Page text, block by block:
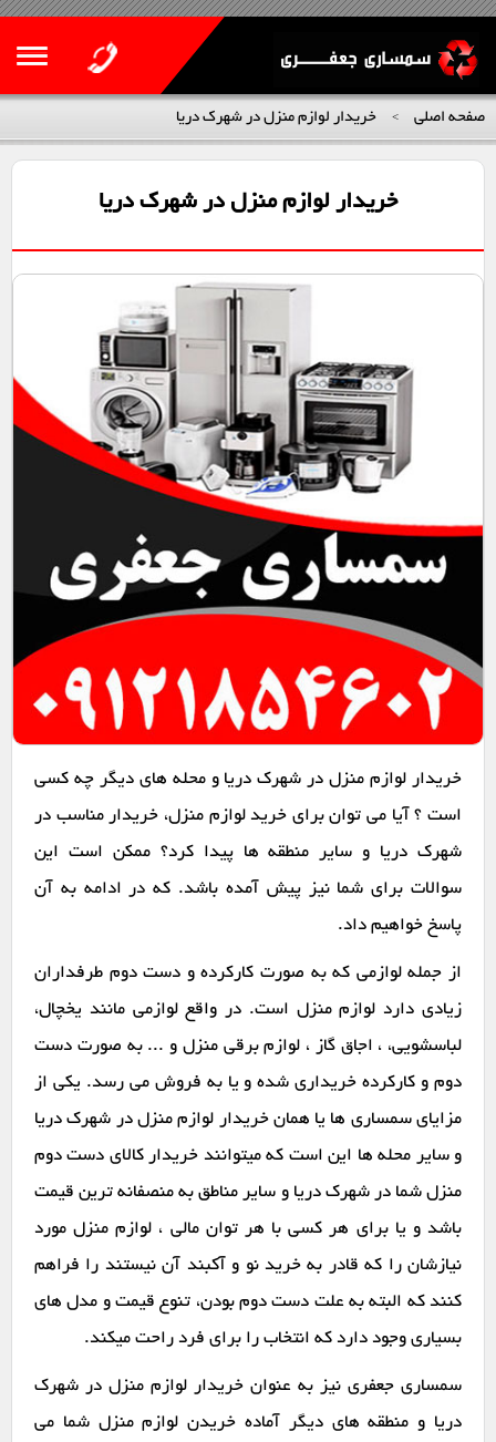
صفحه اصلی > خریدار لوازم منزل در شهرک دریا
خریدار لوازم منزل در شهرک دریا
خریدار لوازم منزل در شهرک دریا و محله های دیگر چه کسی
است ؟ آیا می توان برای خرید لوازم منزل، خریدار مناسب در
شهرک دریا و سایر منطقه ها پیدا کرد؟ ممکن است این
سوالات برای شما نیز پیش آمده باشد. که در ادامه به آن
پاسخ خواهیم داد.
از جمله لوازمی که به صورت کارکرده و دست دوم طرفداران
زیادی دارد لوازم منزل است. در واقع لوازمی مانند یخچال،
لباسشویی، ، اجاق گاز ، لوازم برقی منزل و ... به صورت دست
دوم و کارکرده خریداری شده و یا به فروش می رسد. یکی از
مزایای سمساری ها یا همان خریدار لوازم منزل در شهرک دریا
و سایر محله ها این است که میتوانند خریدار کالای دست دوم
منزل شما در شهرک دریا و سایر مناطق به منصفانه ترین قیمت
باشد و یا برای هر کسی با هر توان مالی ، لوازم منزل مورد
نیازشان را که قادر به خرید نو و آکبند آن نیستند را فراهم
کنند که البته به علت دست دوم بودن، تنوع قیمت و مدل های
بسیاری وجود دارد که انتخاب را برای فرد راحت میکند.
سمساری جعفری نیز به عنوان خریدار لوازم منزل در شهرک
دریا و منطقه های دیگر آماده خریدن لوازم منزل شما می